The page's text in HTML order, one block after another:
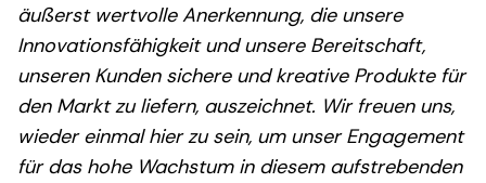
äußerst wertvolle Anerkennung, die unsere
Innovationsfähigkeit und unsere Bereitschaft,
unseren Kunden sichere und kreative Produkte für
den Markt zu liefern, auszeichnet. Wir freuen uns,
wieder einmal hier zu sein, um unser Engagement
für das hohe Wachstum in diesem aufstrebenden